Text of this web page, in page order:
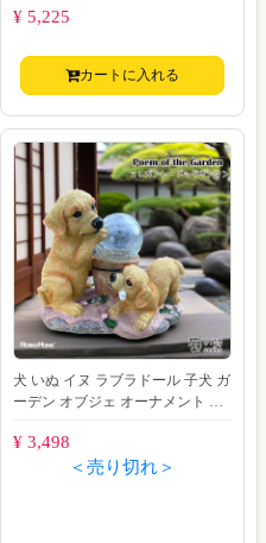
ーデ
¥ 5,225
カートに入れる
犬 いぬ イヌ ラブラドール 子犬 ガ
ーデン オブジェ オーナメント 置
¥ 3,498
＜売り切れ＞